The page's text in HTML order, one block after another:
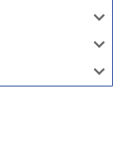
les
milieux
la
Ouvrir
la
endocrine
Ouvrir
la
Données
Ouvrir